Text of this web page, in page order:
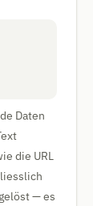
Daten
die URL
— es